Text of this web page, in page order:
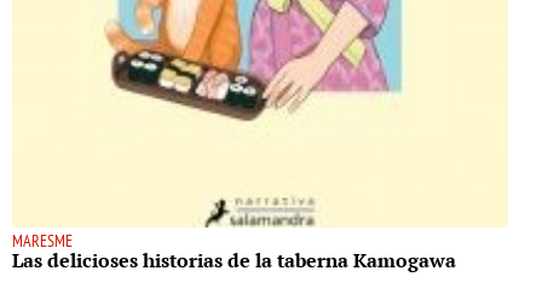
MARESME
Las delicioses historias de la taberna Kamogawa